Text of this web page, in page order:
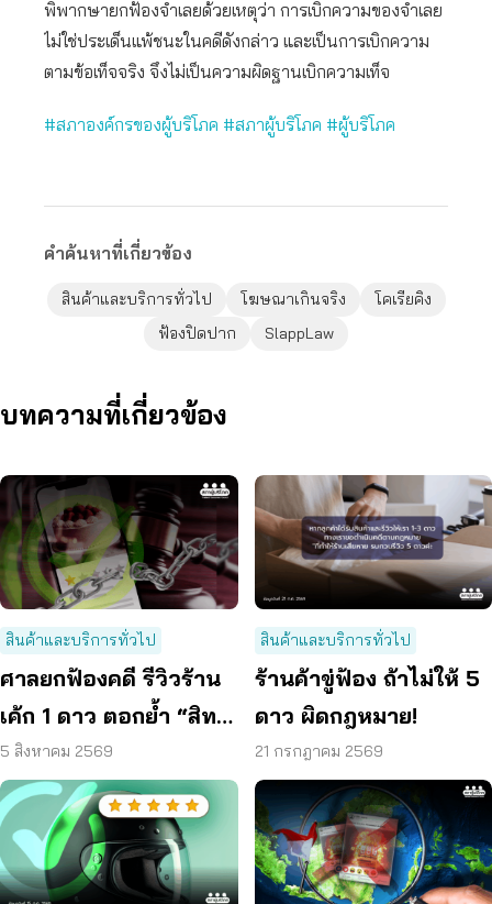
พิพากษายกฟ้องจำเลยด้วยเหตุว่า การเบิกความของจำเลย
ไม่ใช่ประเด็นแพ้ชนะในคดีดังกล่าว และเป็นการเบิกความ
ตามข้อเท็จจริง จึงไม่เป็นความผิดฐานเบิกความเท็จ
#สภาองค์กรของผู้บริโภค #สภาผู้บริโภค #ผู้บริโภค
คำค้นหาที่เกี่ยวข้อง
สินค้าและบริการทั่วไป โฆษณาเกินจริง
โคเรียคิง
ฟ้องปิดปาก
SlappLaw
บทความที่เกี่ยวข้อง
สินค้าและบริการทั่วไป
ศาลยกฟ้องคดี รีวิวร้าน
เค้ก 1 ดาว ตอกย้ำ “สิทธิ
ผู้บริโภค” แสดงความคิด
เห็นโดยสุจริต
5 สิงหาคม 2569
สินค้าและบริการทั่วไป
ร้านค้าขู่ฟ้อง ถ้าไม่ให้ 5
ดาว ผิดกฎหมาย!
21 กรกฎาคม 2569